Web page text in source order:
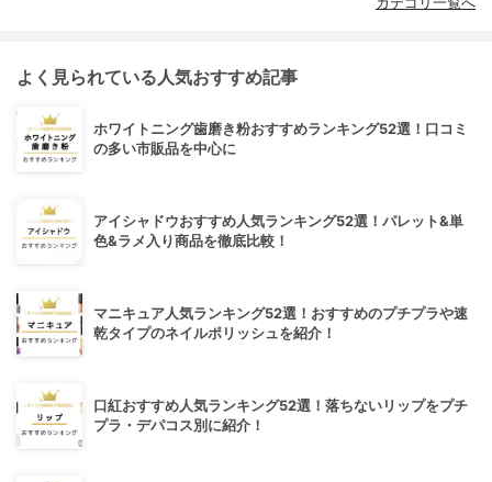
よく見られている人気おすすめ記事
ホワイトニング歯磨き粉おすすめランキング52選！口コミ
の多い市販品を中心に
アイシャドウおすすめ人気ランキング52選！パレット&単
色&ラメ入り商品を徹底比較！
マニキュア人気ランキング52選！おすすめのプチプラや速
乾タイプのネイルポリッシュを紹介！
口紅おすすめ人気ランキング52選！落ちないリップをプチ
プラ・デパコス別に紹介！